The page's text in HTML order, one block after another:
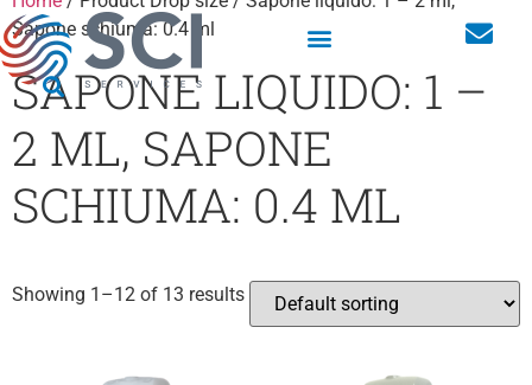
Sapone schiuma: 0.4 ml
SAPONE LIQUIDO: 1 –
2 ML, SAPONE
SCHIUMA: 0.4 ML
Showing 1–12 of 13 results